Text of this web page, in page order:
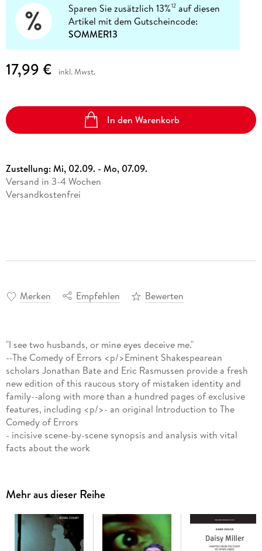
Sparen Sie zusätzlich 13%12 auf diesen
Artikel mit dem Gutscheincode:
SOMMER13
17,99 € inkl. Mwst.
In den Warenkorb
Zustellung:Mi, 02.09. - Mo, 07.09.
Versand in 3-4 Wochen
Versandkostenfrei
Merken Empfehlen Bewerten
"I see two husbands, or mine eyes deceive me."
--The Comedy of Errors <p/>Eminent Shakespearean
scholars Jonathan Bate and Eric Rasmussen provide a fresh
new edition of this raucous story of mistaken identity and
family--along with more than a hundred pages of exclusive
features, including <p/>- an original Introduction to The
Comedy of Errors
- incisive scene-by-scene synopsis and analysis with vital
facts about the work
>Ideal for students, theater professionals, and general
readers, these modern and accessible editions from the
Royal Shakespeare Company set a new standard in
Shakespearean literature for the twenty-first century.
Mehr aus dieser Reihe